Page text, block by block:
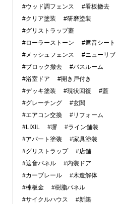
#ウッド調フェンス
#看板撤去
#クリア塗装
#研磨塗装
#グリストラップ蓋
#ローラーストーン
#遮音シート
#メッシュフェンス
#ニューリブ
#ブロック撤去
#バスルーム
#浴室ドア
#開き戸付き
#デッキ塗装
#現状回復
#蓋
#グレーチング
#玄関
#エアコン交換
#リフォーム
#LIXIL
#塀
#ライン舗装
#アパート塗装
#家具塗装
#グリストラップ
#店舗
#遮音パネル
#内装ドア
#カーブレール
#木造解体
#棟板金
#樹脂パネル
#サイクルハウス
#新築